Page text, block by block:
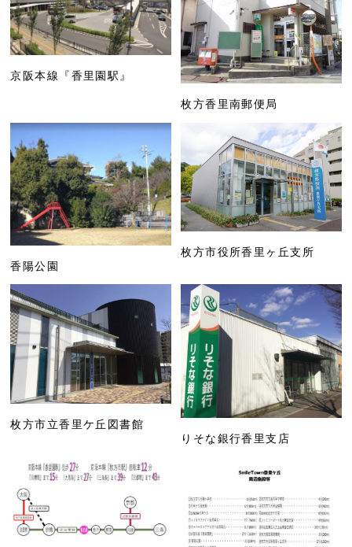
京阪本線『香里園駅』
枚方香里南郵便局
香陽公園
枚方市役所香里ヶ丘支所
枚方市立香里ケ丘図書館
りそな銀行香里支店